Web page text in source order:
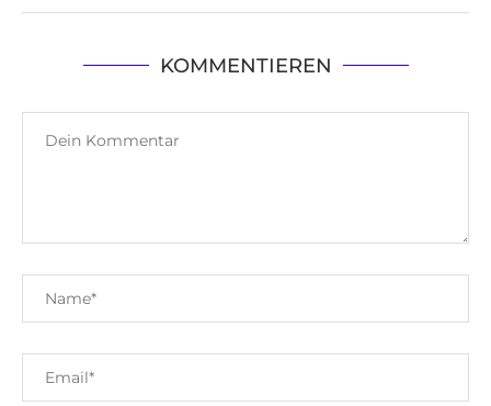
KOMMENTIEREN